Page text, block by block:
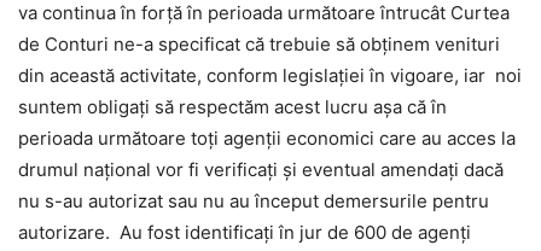
va continua în forţă în perioada următoare întrucât Curtea
de Conturi ne-a specificat că trebuie să obţinem venituri
din această activitate, conform legislaţiei în vigoare, iar noi
suntem obligaţi să respectăm acest lucru aşa că în
perioada următoare toţi agenţii economici care au acces la
drumul naţional vor fi verificaţi şi eventual amendaţi dacă
nu s-au autorizat sau nu au început demersurile pentru
autorizare. Au fost identificaţi în jur de 600 de agenţi